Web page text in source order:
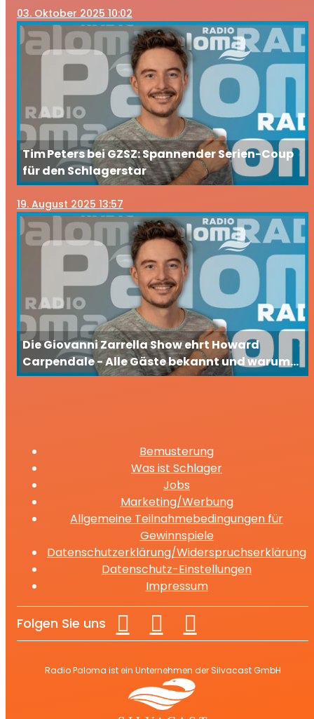
03. Oktober 2025 10:02
Tim Peters bei GZSZ: Spannender Serien-Coup
für den Schlagerstar
19. August 2025 13:57
Die Giovanni Zarrella Show ehrt Howard
Carpendale - Alle Gäste bekannt und warum
Tim Peters eine besondere Verbindung hat
Bemusterung
Was ist Schlager
Jobs
Marketing/Werbung
Allgemeine Teilnahmebedingungen für
Gewinnspiele
Datenschutzerklärung/Widerspruchserklärung
Datenschutz-Einstellungen
Impressum
Folgen Sie uns
Radio Paloma ist ein Unternehmen der Silvacast GmbH